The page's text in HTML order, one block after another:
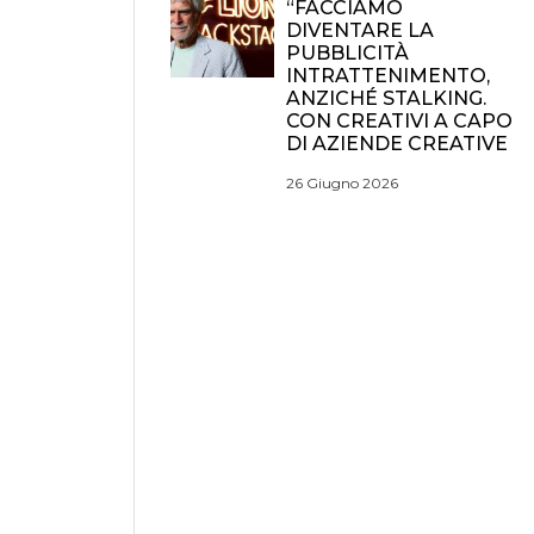
“FACCIAMO
DIVENTARE LA
PUBBLICITÀ
INTRATTENIMENTO,
ANZICHÉ STALKING.
CON CREATIVI A CAPO
DI AZIENDE CREATIVE
26 Giugno 2026